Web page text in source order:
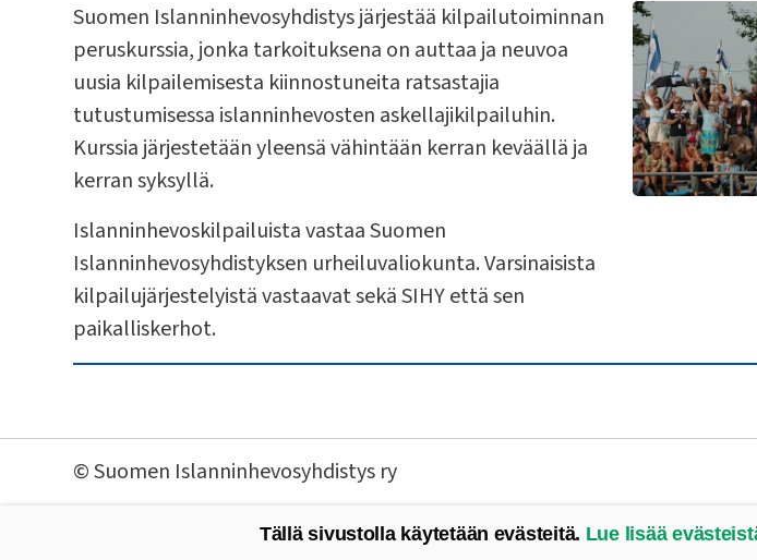
Suomen Islanninhevosyhdistys järjestää kilpailutoiminnan
peruskurssia, jonka tarkoituksena on auttaa ja neuvoa
uusia kilpailemisesta kiinnostuneita ratsastajia
tutustumisessa islanninhevosten askellajikilpailuhin.
Kurssia järjestetään yleensä vähintään kerran keväällä ja
kerran syksyllä.
Islanninhevoskilpailuista vastaa Suomen
Islanninhevosyhdistyksen urheiluvaliokunta. Varsinaisista
kilpailujärjestelyistä vastaavat sekä SIHY että sen
paikalliskerhot.
©Suomen Islanninhevosyhdistys ry
Tällä sivustolla käytetään evästeitä. Lue lisää